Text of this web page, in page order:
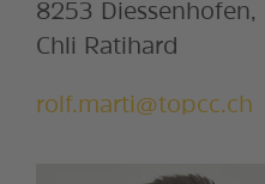
8253 Diessenhofen,
Chli Ratihard
rolf.marti@topcc.ch